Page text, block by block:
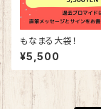
もなまる大袋！
¥5,500